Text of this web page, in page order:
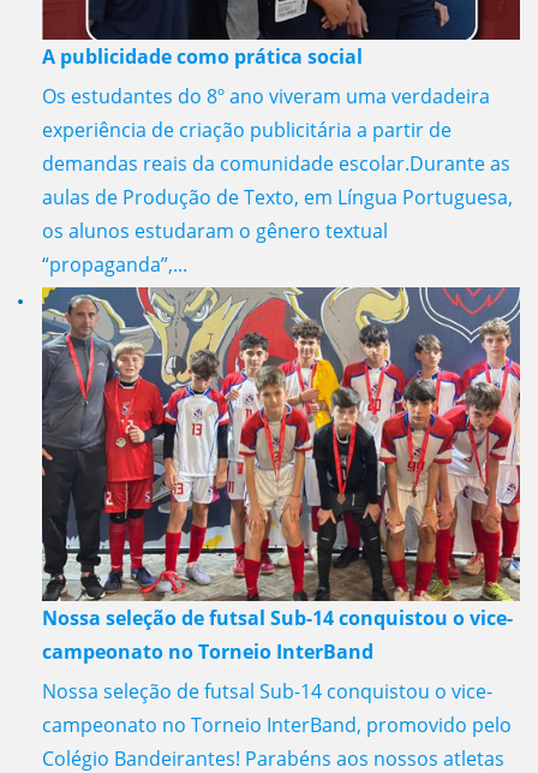
A publicidade como prática social
Os estudantes do 8º ano viveram uma verdadeira
experiência de criação publicitária a partir de
demandas reais da comunidade escolar.Durante as
aulas de Produção de Texto, em Língua Portuguesa,
os alunos estudaram o gênero textual
“propaganda”,...
Nossa seleção de futsal Sub-14 conquistou o vice-
campeonato no Torneio InterBand
Nossa seleção de futsal Sub-14 conquistou o vice-
campeonato no Torneio InterBand, promovido pelo
Colégio Bandeirantes! Parabéns aos nossos atletas